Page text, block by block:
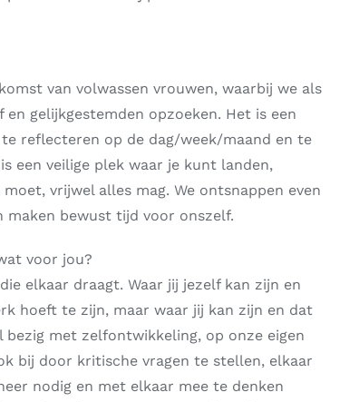
van volwassen vrouwen, waarbij we als
gelijkgestemden opzoeken. Het is een
reflecteren op de dag/week/maand en te
een veilige plek waar je kunt landen,
vrijwel alles mag. We ontsnappen even
maken bewust tijd voor onszelf.
voor jou?
elkaar draagt. Waar jij jezelf kan zijn en
hoeft te zijn, maar waar jij kan zijn en dat
bezig met zelfontwikkeling, op onze eigen
bij door kritische vragen te stellen, elkaar
nodig en met elkaar mee te denken